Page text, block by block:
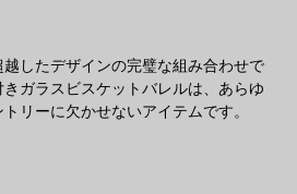
したデザインの完璧な組み合わせで
ガラスビスケットバレルは、あらゆ
リーに欠かせないアイテムです。